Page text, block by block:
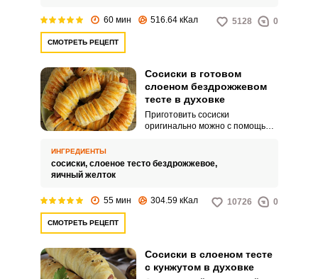
60 мин 516.64 кКал 5128 0
СМОТРЕТЬ РЕЦЕПТ
Сосиски в готовом
слоеном бездрожжевом
тесте в духовке
Приготовить сосиски
оригинально можно с помощью
одном: сытная закуска и вкусная
ИНГРЕДИЕНТЫ
сосиски, слоеное тесто бездрожжевое,
яичный желток
55 мин 304.59 кКал 10726 0
СМОТРЕТЬ РЕЦЕПТ
Сосиски в слоеном тесте
с кунжутом в духовке